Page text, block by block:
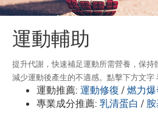
運動輔助
提升代謝，快速補足運動所需營養，保
減少運動後產生的不適感。點擊下方文字
運動推薦: 運動修復/燃力
專業成分推薦: 乳清蛋白 /